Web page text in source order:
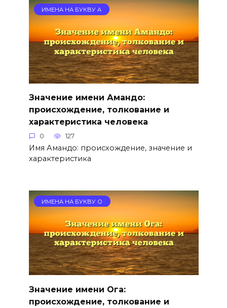
ИМЕНА НА БУКВУ А
Значение имени Амандо:
происхождение, толкование и
характеристика человека
0 127
Имя Амандо: происхождение, значение и
характеристика
ИМЕНА НА БУКВУ О
Значение имени Ога:
происхождение, толкование и